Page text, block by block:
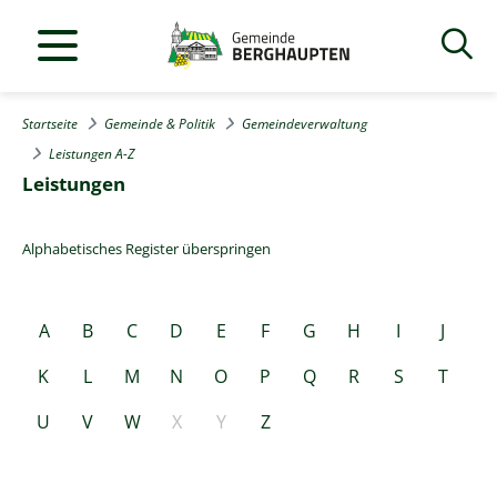
Startseite Gemeinde & Politik
Gemeindeverwaltung
Leistungen A-Z
Leistungen
Alphabetisches Register überspringen
A B C D E F G H I
J
K
L M N O P Q R S
T
U
V W X Y Z